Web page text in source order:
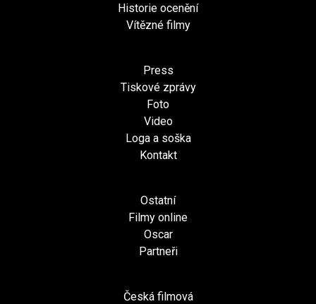
Historie ocenění
Vítězné filmy
Press
Tiskové zprávy
Foto
Video
Loga a soška
Kontakt
Ostatní
Filmy online
Oscar
Partneři
Česká filmová